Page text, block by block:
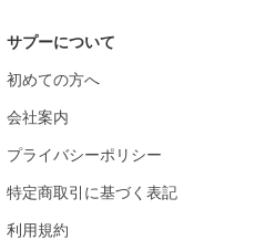
サプーについて
初めての方へ
会社案内
プライバシーポリシー
特定商取引に基づく表記
利用規約